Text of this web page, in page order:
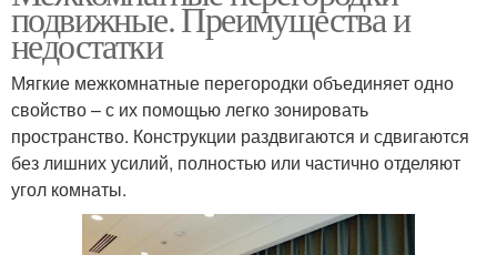
подвижные. Преимущества и
недостатки
Мягкие межкомнатные перегородки объединяет одно
свойство – с их помощью легко зонировать
пространство. Конструкции раздвигаются и сдвигаются
без лишних усилий, полностью или частично отделяют
угол комнаты.